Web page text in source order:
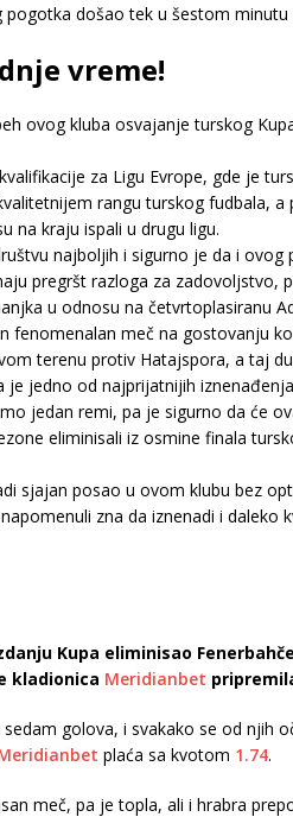
došao tek u šestom minutu
vreme!
ovog kluba osvajanje turskog
za Ligu Evrope, gde je
rangu turskog fudbala,
na kraju ispali u drugu ligu.
najboljih i sigurno je da i
pregršt razloga za
u odnosu na četvrtoplasiranu
fenomenalan meč na gostovanju
terenu protiv Hatajspora, a taj
jedno od najprijatnijih
jedan remi, pa je sigurno da će
eliminisali iz osmine finala
sjajan posao u ovom klubu bez
zna da iznenadi i
Kupa eliminisao
kladionica Meridianbet
golova, i svakako se od njih
plaća sa kvotom 1.74.
meč, pa je topla, ali i hrabra